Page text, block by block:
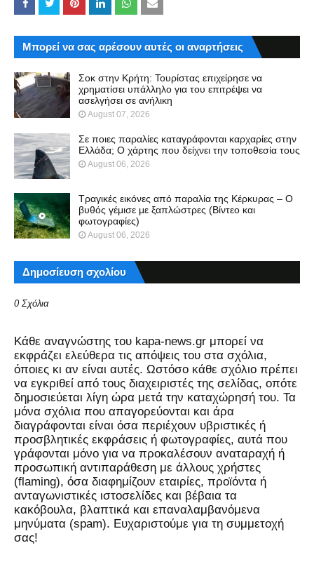
Μπορεί να σας αρέσουν αυτές οι αναρτήσεις
Σοκ στην Κρήτη: Τουρίστας επιχείρησε να
χρηματίσει υπάλληλο για του επιτρέψει να
ασελγήσει σε ανήλικη
August 07, 2026
Σε ποιες παραλίες καταγράφονται καρχαρίες στην
Ελλάδα; Ο χάρτης που δείχνει την τοποθεσία τους
August 06, 2026
Τραγικές εικόνες από παραλία της Κέρκυρας – Ο
βυθός γέμισε με ξαπλώστρες (Βίντεο και
φωτογραφίες)
August 06, 2026
Δημοσίευση σχολίου
0 Σχόλια
Kάθε αναγνώστης του kapa-news.gr μπορεί να
εκφράζει ελεύθερα τις απόψεις του στα σχόλια,
όποιες κι αν είναι αυτές. Ωστόσο κάθε σχόλιο πρέπει
να εγκριθεί από τους διαχειριστές της σελίδας, οπότε
δημοσιεύεται λίγη ώρα μετά την καταχώρησή του. Τα
μόνα σχόλια που απαγορεύονται και άρα
διαγράφονται είναι όσα περιέχουν υβριστικές ή
προσβλητικές εκφράσεις ή φωτογραφίες, αυτά που
γράφονται μόνο για να προκαλέσουν αναταραχή ή
προσωπική αντιπαράθεση με άλλους χρήστες
(flaming), όσα διαφημίζουν εταιρίες, προϊόντα ή
ανταγωνιστικές ιστοσελίδες και βέβαια τα
κακόβουλα, βλαπτικά και επαναλαμβανόμενα
μηνύματα (spam). Ευχαριστούμε για τη συμμετοχή
σας!